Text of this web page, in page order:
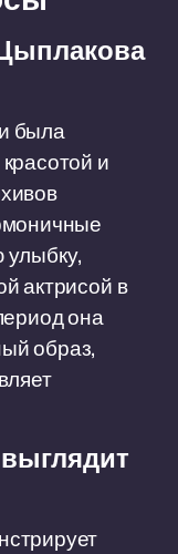
была
и
улыбку,
актрисой в
она
образ,